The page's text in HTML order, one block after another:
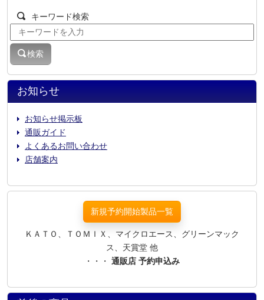
お知らせ
お知らせ掲示板
通販ガイド
よくあるお問い合わせ
店舗案内
キーワード検索
検索
新規予約開始製品一覧
ＫＡＴＯ、ＴＯＭＩＸ、マイクロエース、グリーンマック
ス、天賞堂 他
・・・ 通販店 予約申込み